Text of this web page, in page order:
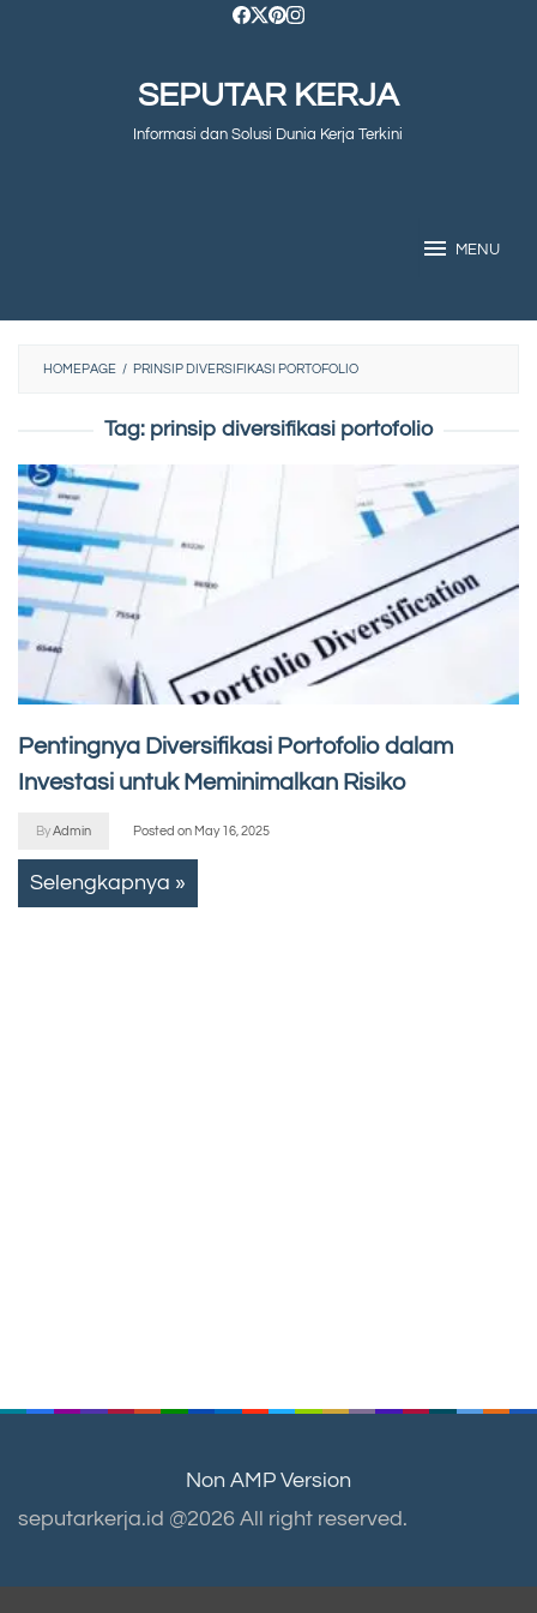
SEPUTAR KERJA
Informasi dan Solusi Dunia Kerja Terkini
MENU
HOMEPAGE / PRINSIP DIVERSIFIKASI PORTOFOLIO
Tag: prinsip diversifikasi portofolio
Pentingnya Diversifikasi Portofolio dalam
Investasi untuk Meminimalkan Risiko
ByAdmin Posted on May 16, 2025
Selengkapnya »
Non AMP Version
seputarkerja.id @2026 All right reserved.